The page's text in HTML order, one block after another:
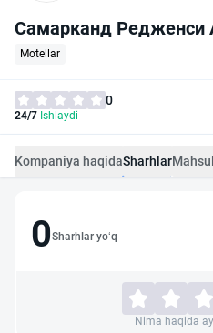
Самарканд Редженси
Motellar
0
24/7 Ishlaydi
Kompaniya haqidaSharhlar
0Sharhlar yo‘q
Nima haqida